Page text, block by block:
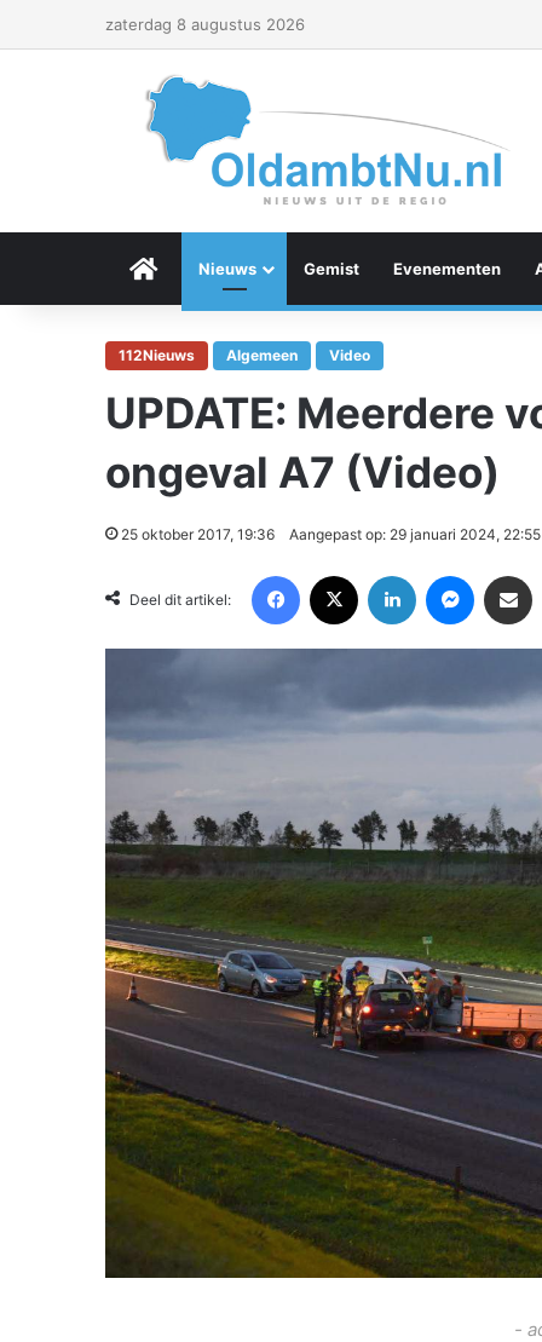
zaterdag 8 augustus 2026
Menu Item
Nieuws Gemist Evenementen
112Nieuws Algemeen Video
UPDATE: Meerdere
ongeval A7 (Video)
25 oktober 2017, 19:36 Aangepast op: 29 januari 2024, 22:55
Deel dit artikel:
-